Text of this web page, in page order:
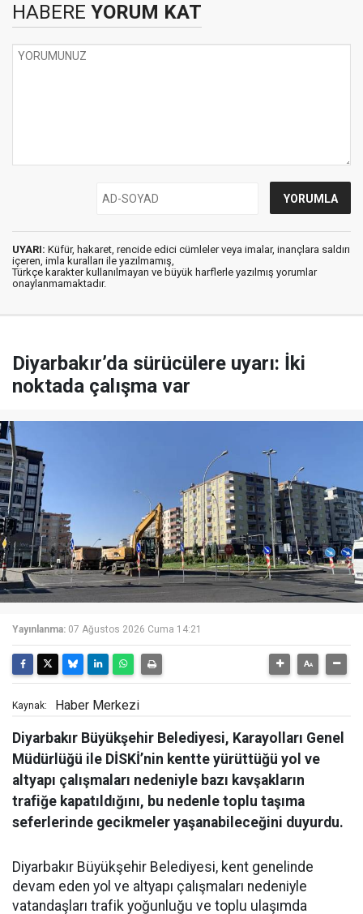
HABERE YORUM KAT
UYARI: Küfür, hakaret, rencide edici cümleler veya imalar, inançlara saldırı
içeren, imla kuralları ile yazılmamış,
Türkçe karakter kullanılmayan ve büyük harflerle yazılmış yorumlar
onaylanmamaktadır.
Diyarbakır’da sürücülere uyarı: İki
noktada çalışma var
Yayınlanma: 07 Ağustos 2026 Cuma 14:21
Kaynak: Haber Merkezi
Diyarbakır Büyükşehir Belediyesi, Karayolları Genel
Müdürlüğü ile DİSKİ’nin kentte yürüttüğü yol ve
altyapı çalışmaları nedeniyle bazı kavşakların
trafiğe kapatıldığını, bu nedenle toplu taşıma
seferlerinde gecikmeler yaşanabileceğini duyurdu.
Diyarbakır Büyükşehir Belediyesi, kent genelinde
devam eden yol ve altyapı çalışmaları nedeniyle
vatandaşları trafik yoğunluğu ve toplu ulaşımda